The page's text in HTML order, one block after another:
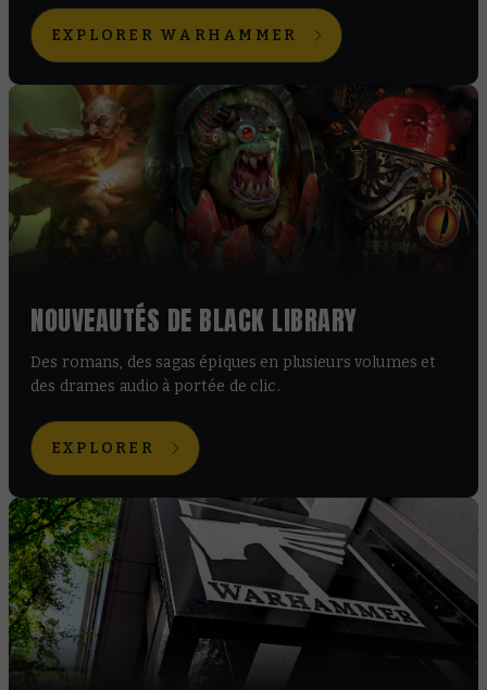
EXPLORER WARHAMMER
NOUVEAUTÉS DE BLACK LIBRARY
Des romans, des sagas épiques en plusieurs volumes et
des drames audio à portée de clic.
EXPLORER